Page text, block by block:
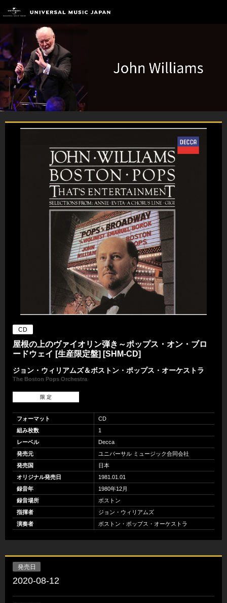
CD
屋根の上のヴァイオリン弾き～ポップス・オン・ブロ
ードウェイ [生産限定盤] [SHM-CD]
ジョン・ウィリアムズ＆ボストン・ポップス・オーケストラ
The Boston Pops Orchestra
限 定
フォーマット
CD
組み枚数
1
レーベル
Decca
発売元
ユニバーサル ミュージック合同会社
発売国
日本
オリジナル発売日
1981.01.01
録音年
1980年12月
録音場所
ボストン
指揮者
ジョン・ウィリアムズ
演奏者
ボストン・ポップス・オーケストラ
発売日
2020-08-12